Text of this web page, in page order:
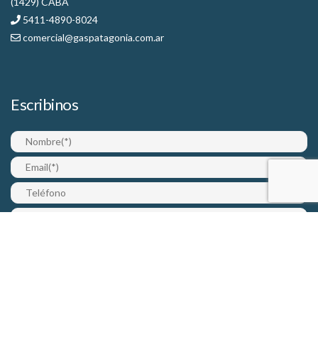
5411-4890-8024
comercial@gaspatagonia.com.ar
Escribinos